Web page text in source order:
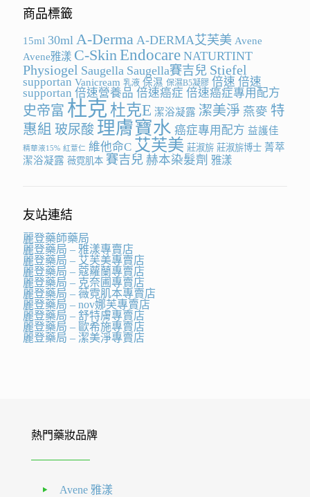
商品標籤
15ml 30ml A-Derma A-DERMA艾芙美 Avene
Avene雅漾 C-SkinEndocare NATURTINT
Physiogel Saugella Saugella賽吉兒 Stiefel
supportan Vanicream 乳液 保濕 保濕B5凝膠 倍速 倍速
supportan 倍速營養品 倍速癌症 倍速癌症專用配方
史帝富 杜克 杜克E 潔浴凝露 潔美淨 燕麥 特
惠組 玻尿酸 理膚寶水 癌症專用配方 益護佳
精華液15% 紅薏仁 維他命C 艾芙美 莊淑旂 莊淑旂博士 菁萃
潔浴凝露 薇霓肌本 賽吉兒 赫本染髮劑 雅漾
友站連結
麗登藥師藥局
麗登藥局 – 雅漾專賣店
麗登藥局 – 艾芙美專賣店
麗登藥局 – 蔻蘿蘭專賣店
麗登藥局 – 克奈圃專賣店
麗登藥局 – 薇霓肌本專賣店
麗登藥局 – nov娜芙專賣店
麗登藥局 – 舒特膚專賣店
麗登藥局 – 歐希施專賣店
麗登藥局 – 潔美淨專賣店
熱門藥妝品牌
Avene 雅漾